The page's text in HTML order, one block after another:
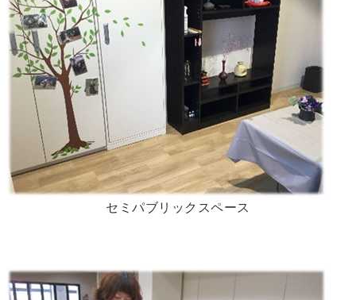
セミパブリックスペース